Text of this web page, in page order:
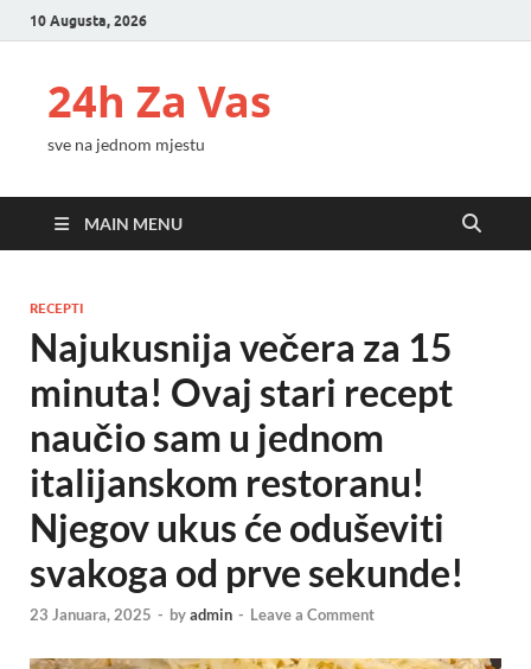
10 Augusta, 2026
24h Za Vas
sve na jednom mjestu
MAIN MENU
RECEPTI
Najukusnija večera za 15
minuta! Ovaj stari recept
naučio sam u jednom
italijanskom restoranu!
Njegov ukus će oduševiti
svakoga od prve sekunde!
23 Januara, 2025 - byadmin - Leave a Comment